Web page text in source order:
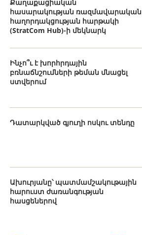
Քաղաքացիական
հասարակության ռազմավարական
հաղորդակցության հարթակի
(StratCom Hub)-ի մեկնարկ
Ինչո՞ւ է խորհրդային
բռնաճնշումների թեման մնացել
ստվերում
Դատարկված գյուղի ոսկու տենդը
Ախուրյանը՝ պատմամշակութային
հարուստ ժառանգության
հասցեներով